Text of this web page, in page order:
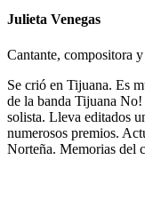
Julieta Venegas
Cantante, compositora
Se crió en Tijuana. Es
de la banda Tijuana
solista. Lleva editados
numerosos premios.
Norteña. Memorias del